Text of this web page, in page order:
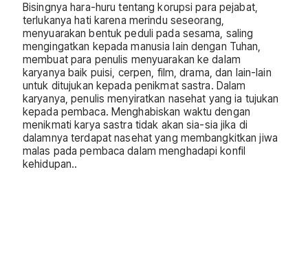
Bisingnya hara-huru tentang korupsi para pejabat,
terlukanya hati karena merindu seseorang,
menyuarakan bentuk peduli pada sesama, saling
mengingatkan kepada manusia lain dengan Tuhan,
membuat para penulis menyuarakan ke dalam
karyanya baik puisi, cerpen, film, drama, dan lain-lain
untuk ditujukan kepada penikmat sastra. Dalam
karyanya, penulis menyiratkan nasehat yang ia tujukan
kepada pembaca. Menghabiskan waktu dengan
menikmati karya sastra tidak akan sia-sia jika di
dalamnya terdapat nasehat yang membangkitkan jiwa
malas pada pembaca dalam menghadapi konfil
kehidupan..